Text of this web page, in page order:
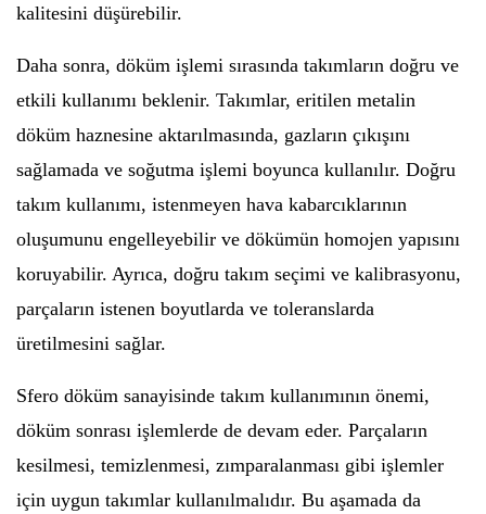
kalitesini düşürebilir.
Daha sonra, döküm işlemi sırasında takımların doğru ve
etkili kullanımı beklenir. Takımlar, eritilen metalin
döküm haznesine aktarılmasında, gazların çıkışını
sağlamada ve soğutma işlemi boyunca kullanılır. Doğru
takım kullanımı, istenmeyen hava kabarcıklarının
oluşumunu engelleyebilir ve dökümün homojen yapısını
koruyabilir. Ayrıca, doğru takım seçimi ve kalibrasyonu,
parçaların istenen boyutlarda ve toleranslarda
üretilmesini sağlar.
Sfero döküm sanayisinde takım kullanımının önemi,
döküm sonrası işlemlerde de devam eder. Parçaların
kesilmesi, temizlenmesi, zımparalanması gibi işlemler
için uygun takımlar kullanılmalıdır. Bu aşamada da